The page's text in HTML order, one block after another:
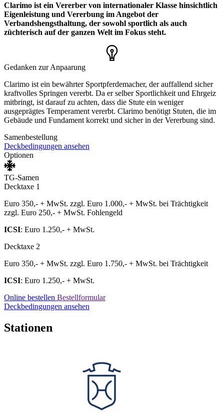
Clarimo ist ein Vererber von internationaler Klasse hinsichtlich
Eigenleistung und Vererbung im Angebot der
Verbandshengsthaltung, der sowohl sportlich als auch
züchterisch auf der ganzen Welt im Fokus steht.
Gedanken zur Anpaarung
Clarimo ist ein bewährter Sportpferdemacher, der auffallend sicher
kraftvolles Springen vererbt. Da er selber Sportlichkeit und Ehrgeiz
mitbringt, ist darauf zu achten, dass die Stute ein weniger
ausgeprägtes Temperament vererbt. Clarimo benötigt Stuten, die im
Gebäude und Fundament korrekt und sicher in der Vererbung sind.
Samenbestellung
Deckbedingungen ansehen
Optionen
TG-Samen
Decktaxe 1
Euro 350,- + MwSt. zzgl. Euro 1.000,- + MwSt. bei Trächtigkeit
zzgl. Euro 250,- + MwSt. Fohlengeld
ICSI: Euro 1.250,- + MwSt.
Decktaxe 2
Euro 350,- + MwSt. zzgl. Euro 1.750,- + MwSt. bei Trächtigkeit
ICSI: Euro 1.250,- + MwSt.
Online bestellen Bestellformular
Deckbedingungen ansehen
Stationen